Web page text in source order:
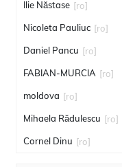
Ilie Năstase [ro]
Nicoleta Pauliuc [ro]
Daniel Pancu [ro]
FABIAN-MURCIA [ro]
moldova [ro]
Mihaela Rădulescu [ro]
Cornel Dinu [ro]